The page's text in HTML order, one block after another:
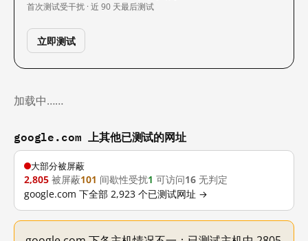
首次测试受干扰 · 近 90 天最后测试
立即测试
加载中……
google.com 上其他已测试的网址
大部分被屏蔽
2,805 被屏蔽101 间歇性受扰1 可访问16 无判定
google.com 下全部 2,923 个已测试网址 →